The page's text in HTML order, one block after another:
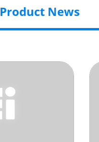
Product News